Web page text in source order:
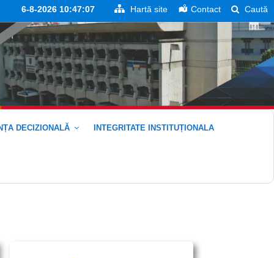
6-8-2026 10:47:07 Hartă site Contact Caută
DECIZIONALĂ INTEGRITATE INSTITUȚIONALA